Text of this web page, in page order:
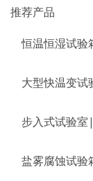
推荐产品
恒温恒湿试
大型快温变
步入式试验
盐雾腐蚀试